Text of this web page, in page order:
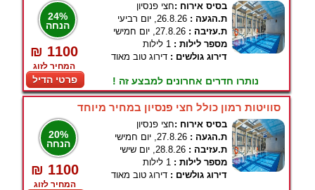
24%
הנחה
₪ 1100
המחיר לזוג
פרטי הדיל
בסיס אירוח :חצי פנסיון
ת.הגעה : 26.8.26, יום רביעי
ת.עזיבה : 27.8.26, יום חמישי
מספר לילות : 1 לילות
דירוג גולשים : דירוג טוב מאוד
נותרו חדרים אחרונים למבצע זה !
סוויטות רמון כולל חצי פנסיון במחיר מיוחד
20%
הנחה
₪ 1100
המחיר לזוג
בסיס אירוח :חצי פנסיון
ת.הגעה : 27.8.26, יום חמישי
ת.עזיבה : 28.8.26, יום שישי
מספר לילות : 1 לילות
דירוג גולשים : דירוג טוב מאוד